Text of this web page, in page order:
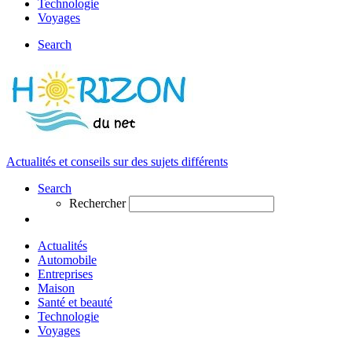
Technologie
Voyages
Search
Actualités et conseils sur des sujets différents
Search
Rechercher
Actualités
Automobile
Entreprises
Maison
Santé et beauté
Technologie
Voyages